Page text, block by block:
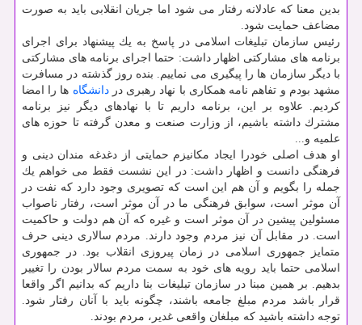
بدین معنا كه عادلانه رفتار می شود اما جریان انقلابی باید به صورت
مضاعف حمایت شود.
رئیس سازمان تبلیغات اسلامی در پاسخ به یك پیشنهاد برای اجرای
برنامه های مشاركتی اظهار داشت: حتما اجرای برنامه های مشاركتی
با دیگر سازمان ها را پیگیری می نماییم. بنده روز گذشته در مسافرت
مشهد بودم و تفاهم نامه همكاری با نهاد رهبری دردانشگاه ها را امضا
كردیم. علاوه بر این، برنامه داریم تا با نهادهای دیگر نیز برنامه
مشترك داشته باشیم، از وزارت صنعت و معدن گرفته تا حوزه های
علمیه و...
او هدف اصلی خودرا ایجاد مكانیزم حمایتی از دغدغه مندان دینی و
فرهنگی دانست و اظهار داشت: در این نشست فقط می خواهم یك
جمله را بگویم و آن هم این است كه تصویری وجود دارد كه نفت در
آن موثر است، سوابق فرهنگی ما در آن موثر است، رفتار ناصواب
مسئولین پیشین در آن موثر است و غیره كه آن هم دولت و حاكمیت
است. در مقابل آن نیز مردم وجود دارند. مردم سالاری دینی حرف
متمایز جمهوری اسلامی در زمان پیروزی انقلاب بود. در جمهوری
اسلامی حتما باید رویه های خود به سمت مردم سالار بودن را تغییر
بدهیم. بر همین مبنا در سازمان تبلیغات بنا داریم كه بدانیم اگر واقعا
قرار باشد مردم مبلغ جامعه باشند، چگونه باید با آنان رفتار شود.
توجه داشته باشید كه مبلغان واقعی غدیر، مردم بودند.